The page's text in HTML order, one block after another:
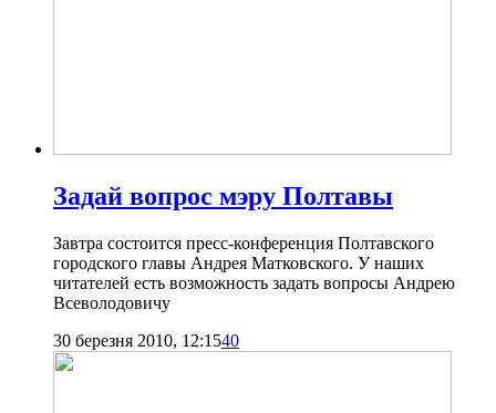
Задай вопрос мэру Полтавы
Завтра состоится пресс-конференция Полтавского
городского главы Андрея Матковского. У наших
читателей есть возможность задать вопросы Андрею
Всеволодовичу
30 березня 2010, 12:1540